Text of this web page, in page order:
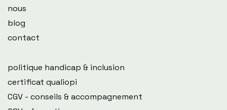
nous
blog
contact
politique handicap & inclusion
certificat qualiopi
CGV - conseils & accompagnement